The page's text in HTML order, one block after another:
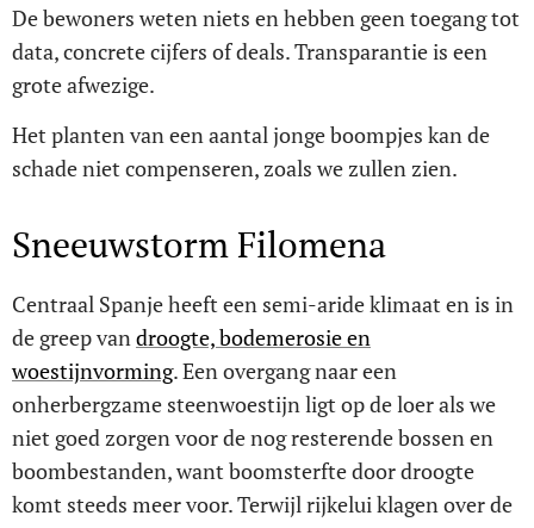
De bewoners weten niets en hebben geen toegang tot
data, concrete cijfers of deals. Transparantie is een
grote afwezige.
Het planten van een aantal jonge boompjes kan de
schade niet compenseren, zoals we zullen zien.
Sneeuwstorm Filomena
Centraal Spanje heeft een semi-aride klimaat en is in
de greep van droogte, bodemerosie en
woestijnvorming. Een overgang naar een
onherbergzame steenwoestijn ligt op de loer als we
niet goed zorgen voor de nog resterende bossen en
boombestanden, want boomsterfte door droogte
komt steeds meer voor. Terwijl rijkelui klagen over de